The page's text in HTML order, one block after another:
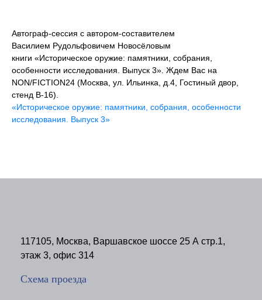
Автограф-сессия с автором-составителем
Василием Рудольфовичем Новосёловым
книги «Историческое оружие: памятники, собрания,
особенности исследования. Выпуск 3». Ждем Вас на
NON/FICTION24 (Москва, ул. Ильинка, д.4, Гостиный двор,
стенд В-16).
«Историческое оружие: памятники, собрания, особенности
исследования. Выпуск 3»
117105, Москва, Варшавское шоссе 25 А стр.1,
этаж 3, офис 314
Схема проезда